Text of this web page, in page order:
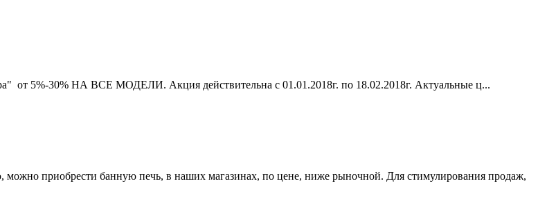
от 5%-30% НА ВСЕ МОДЕЛИ. Акция действительна с 01.01.2018г. по 18.02.2018г. Актуальные ц...
можно приобрести банную печь, в наших магазинах, по цене, ниже рыночной. Для стимулирования продаж,